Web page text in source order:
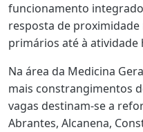
funcionamento integrado
resposta de
primários até à
Na área da Medicina
mais constrangimentos
vagas destinam-se a
Abrantes, Alcanena,